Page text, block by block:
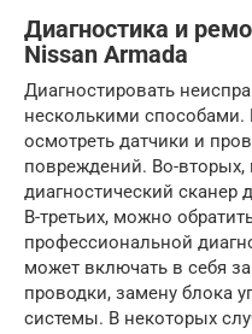
Диагностика и
Nissan Armada
Диагностировать
несколькими
осмотреть датчики и
повреждений. Во-
диагностический
В-третьих, можно
профессиональной
может включать в себя
проводки, замену блока
системы. В некоторых